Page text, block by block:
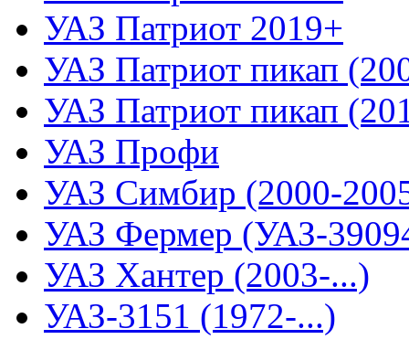
УАЗ Патриот 2019+
УАЗ Патриот пикап
УАЗ Патриот пикап
УАЗ Профи
УАЗ Симбир (2000-
УАЗ Фермер (УАЗ-
УАЗ Хантер (2003-...)
УАЗ-3151 (1972-...)